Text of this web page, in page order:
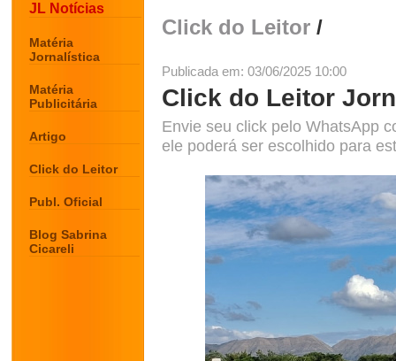
JL Notícias
Matéria
Jornalística
Matéria
Publicitária
Artigo
Click do Leitor
Publ. Oficial
Blog Sabrina
Cicareli
Click do Leitor /
Publicada em: 03/06/2025 10:00
Click do Leitor
Envie seu click pelo WhatsApp
ele poderá ser escolhido para